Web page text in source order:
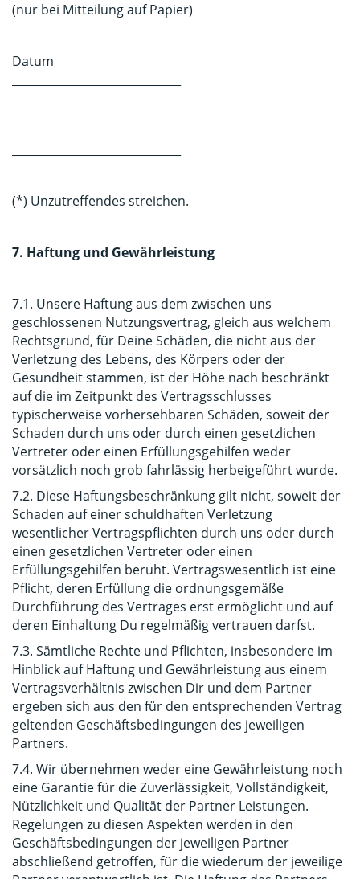
(nur bei Mitteilung auf Papier)
Datum
(*) Unzutreffendes streichen.
7. Haftung und Gewährleistung
7.1. Unsere Haftung aus dem zwischen uns
geschlossenen Nutzungsvertrag, gleich aus welchem
Rechtsgrund, für Deine Schäden, die nicht aus der
Verletzung des Lebens, des Körpers oder der
Gesundheit stammen, ist der Höhe nach beschränkt
auf die im Zeitpunkt des Vertragsschlusses
typischerweise vorhersehbaren Schäden, soweit der
Schaden durch uns oder durch einen gesetzlichen
Vertreter oder einen Erfüllungsgehilfen weder
vorsätzlich noch grob fahrlässig herbeigeführt wurde.
7.2. Diese Haftungsbeschränkung gilt nicht, soweit der
Schaden auf einer schuldhaften Verletzung
wesentlicher Vertragspflichten durch uns oder durch
einen gesetzlichen Vertreter oder einen
Erfüllungsgehilfen beruht. Vertragswesentlich ist eine
Pflicht, deren Erfüllung die ordnungsgemäße
Durchführung des Vertrages erst ermöglicht und auf
deren Einhaltung Du regelmäßig vertrauen darfst.
7.3. Sämtliche Rechte und Pflichten, insbesondere im
Hinblick auf Haftung und Gewährleistung aus einem
Vertragsverhältnis zwischen Dir und dem Partner
ergeben sich aus den für den entsprechenden Vertrag
geltenden Geschäftsbedingungen des jeweiligen
Partners.
7.4. Wir übernehmen weder eine Gewährleistung noch
eine Garantie für die Zuverlässigkeit, Vollständigkeit,
Nützlichkeit und Qualität der Partner Leistungen.
Regelungen zu diesen Aspekten werden in den
Geschäftsbedingungen der jeweiligen Partner
abschließend getroffen, für die wiederum der jeweilige